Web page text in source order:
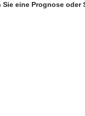
Sie eine Prognose